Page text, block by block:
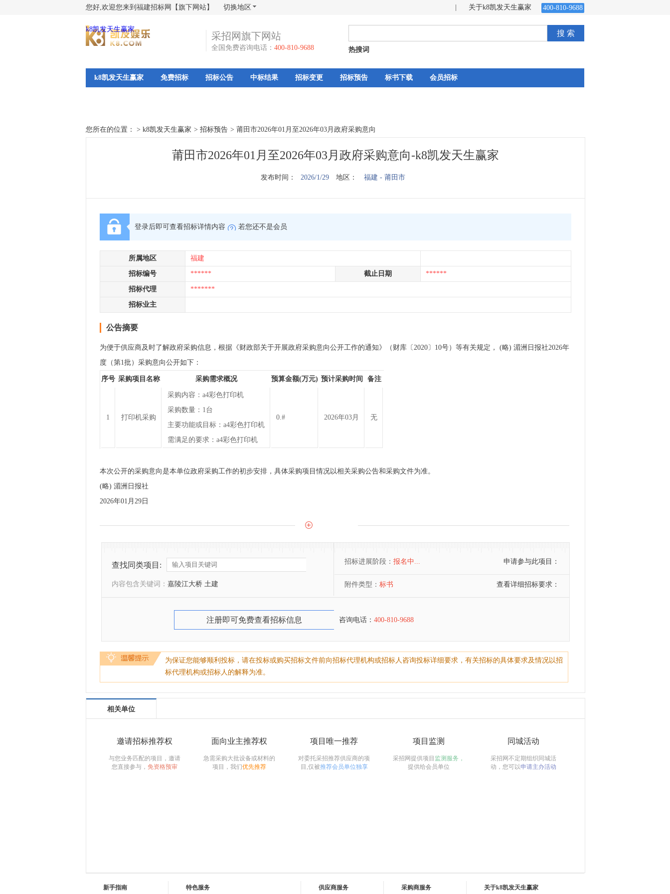
您好,欢迎您来到福建招标网【旗下网站】 切换地区 关于k8凯发天生赢家 400-810-9688
k8凯发天生赢家
采招网旗下网站
全国免费咨询电话： 400-810-9688
搜 索
热搜词
k8凯发天生赢家 免费招标 招标公告 中标结果 招标变更 招标预告 标书下载 会员招标
您所在的位置： > k8凯发天生赢家 > 招标预告 > 莆田市2026年01月至2026年03月政府采购意向
莆田市2026年01月至2026年03月政府采购意向-k8凯发天生赢家
发布时间： 2026/1/29 地区： 福建 - 莆田市
登录后即可查看招标详情内容 若您还不是会员
所属地区 福建
招标编号 ****** 截止日期 ******
招标代理 *******
招标业主
公告摘要
为便于供应商及时了解政府采购信息，根据《财政部关于开展政府采购意向公开工作的通知》（财库〔2020〕10号）等有关规定， (略) 湄洲日报社2026年
度（第1批）采购意向公开如下：
序号 采购项目名称 采购需求概况 预算金额(万元) 预计采购时间 备注
1 打印机采购
采购内容：a4彩色打印机
采购数量：1台
主要功能或目标：a4彩色打印机
需满足的要求：a4彩色打印机
0.# 2026年03月 无
本次公开的采购意向是本单位政府采购工作的初步安排，具体采购项目情况以相关采购公告和采购文件为准。
(略) 湄洲日报社
2026年01月29日
查找同类项目:
内容包含关键词： 嘉陵江大桥 土建
招标进展阶段： 报名中... 申请参与此项目：
附件类型： 标书 查看详细招标要求：
注册即可免费查看招标信息 咨询电话： 400-810-9688
为保证您能够顺利投标，请在投标或购买招标文件前向招标代理机构或招标人咨询投标详细要求，有关招标的具体要求及情况以招
标代理机构或招标人的解释为准。
相关单位
邀请招标推荐权
与您业务匹配的项目，邀请
您直接参与， 免资格预审
面向业主推荐权
急需采购大批设备或材料的
项目，我们优先推荐
项目唯一推荐
对委托采招推荐供应商的项
目,仅被推荐会员单位独享
项目监测
采招网提供项目 监测服务，
提供给会员单位
同城活动
采招网不定期组织同城活
动，您可以申请主办活动
新手指南 特色服务 供应商服务 采购商服务 关于k8凯发天生赢家